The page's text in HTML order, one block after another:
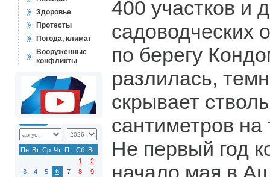
Здоровье
Протесты
Погода, климат
Вооружённые
конфликты
Пн Вт Ср Чт Пт Сб Вс
1
2
3
4 5 6 7 8
9
400 участков и
садоводческих
по берегу
разлилась,
скрывает
сантиметров на
Не первый год
начало мая в